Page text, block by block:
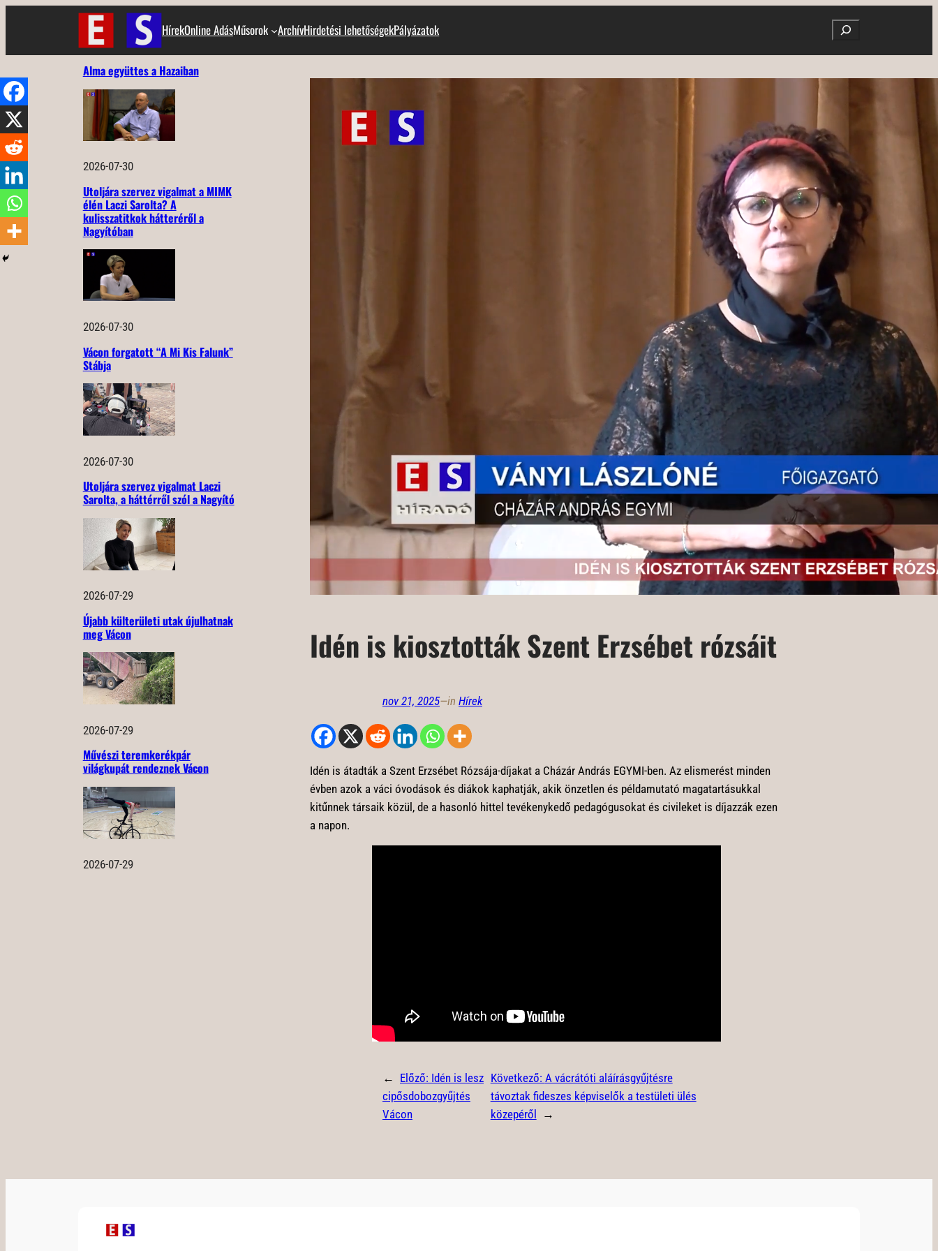
HírekOnline AdásMűsorok ArchívHirdetési lehetőségekPályázatok Search
Alma együttes a Hazaiban
2026-07-30
Utoljára szervez vigalmat a MIMK
élén Laczi Sarolta? A
kulisszatitkok hátteréről a
Nagyítóban
2026-07-30
Vácon forgatott “A Mi Kis Falunk”
Stábja
2026-07-30
Utoljára szervez vigalmat Laczi
Sarolta, a háttérről szól a Nagyító
2026-07-29
Újabb külterületi utak újulhatnak
meg Vácon
2026-07-29
Művészi teremkerékpár
világkupát rendeznek Vácon
2026-07-29
Idén is kiosztották Szent Erzsébet rózsáit
nov 21, 2025—in Hírek
Idén is átadták a Szent Erzsébet Rózsája-díjakat a Cházár András EGYMI-ben. Az elismerést minden
évben azok a váci óvodások és diákok kaphatják, akik önzetlen és példamutató magatartásukkal
kitűnnek társaik közül, de a hasonló hittel tevékenykedő pedagógusokat és civileket is díjazzák ezen
a napon.
← Előző: Idén is lesz
cipősdobozgyűjtés
Vácon
Következő: A vácrátóti aláírásgyűjtésre
távoztak fideszes képviselők a testületi ülés
közepéről
→